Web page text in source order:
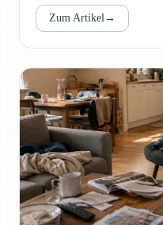
Zum Artikel →